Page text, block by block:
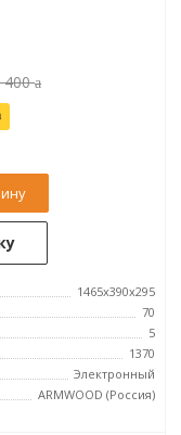
400
1465х390х295
70
5
1370
Электронный
ARMWOOD (Россия)